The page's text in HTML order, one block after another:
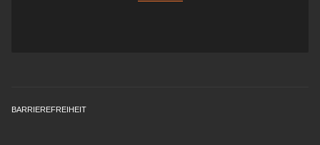
BARRIEREFREIHEIT